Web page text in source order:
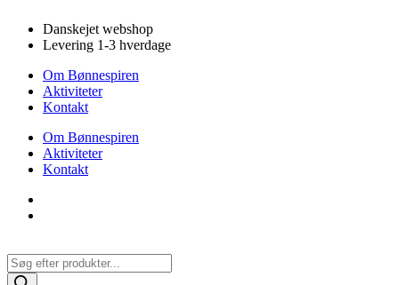
indhold
Danskejet webshop
Levering 1-3 hverdage
Om Bønnespiren
Aktiviteter
Kontakt
Om Bønnespiren
Aktiviteter
Kontakt
Products
search